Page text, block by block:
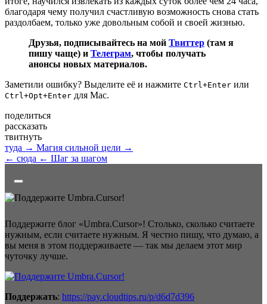
благодаря чему получил счастливую возможность снова стать
раздолбаем, только уже довольным собой и своей жизнью.
Друзья, подписывайтесь на мой Твиттер (там я
пишу чаще) и Телеграм, чтобы получать
анонсы новых материалов.
Заметили ошибку? Выделите её и нажмите Ctrl+Enter или
Ctrl+Opt+Enter для Mac.
поделиться
рассказать
твитнуть
туда → Магия сильной цели →
← сюда ← Шаг за шагом
Поддержите блог «Umbra.Cursor»! Столько, сколько считаете
нужным, если считаете нужным. Я честно пишу, что думаю, а
вы меня в этом поддерживаете — так мы делаем этот мир
чуточку лучше.
Поддержать: https://pay.cloudtips.ru/p/d6d7d396